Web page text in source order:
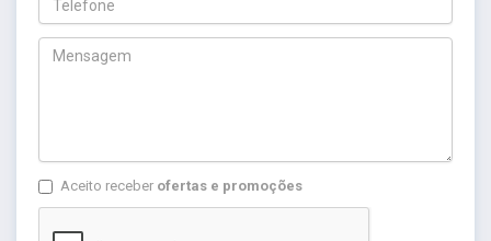
Aceito receber ofertas e promoções